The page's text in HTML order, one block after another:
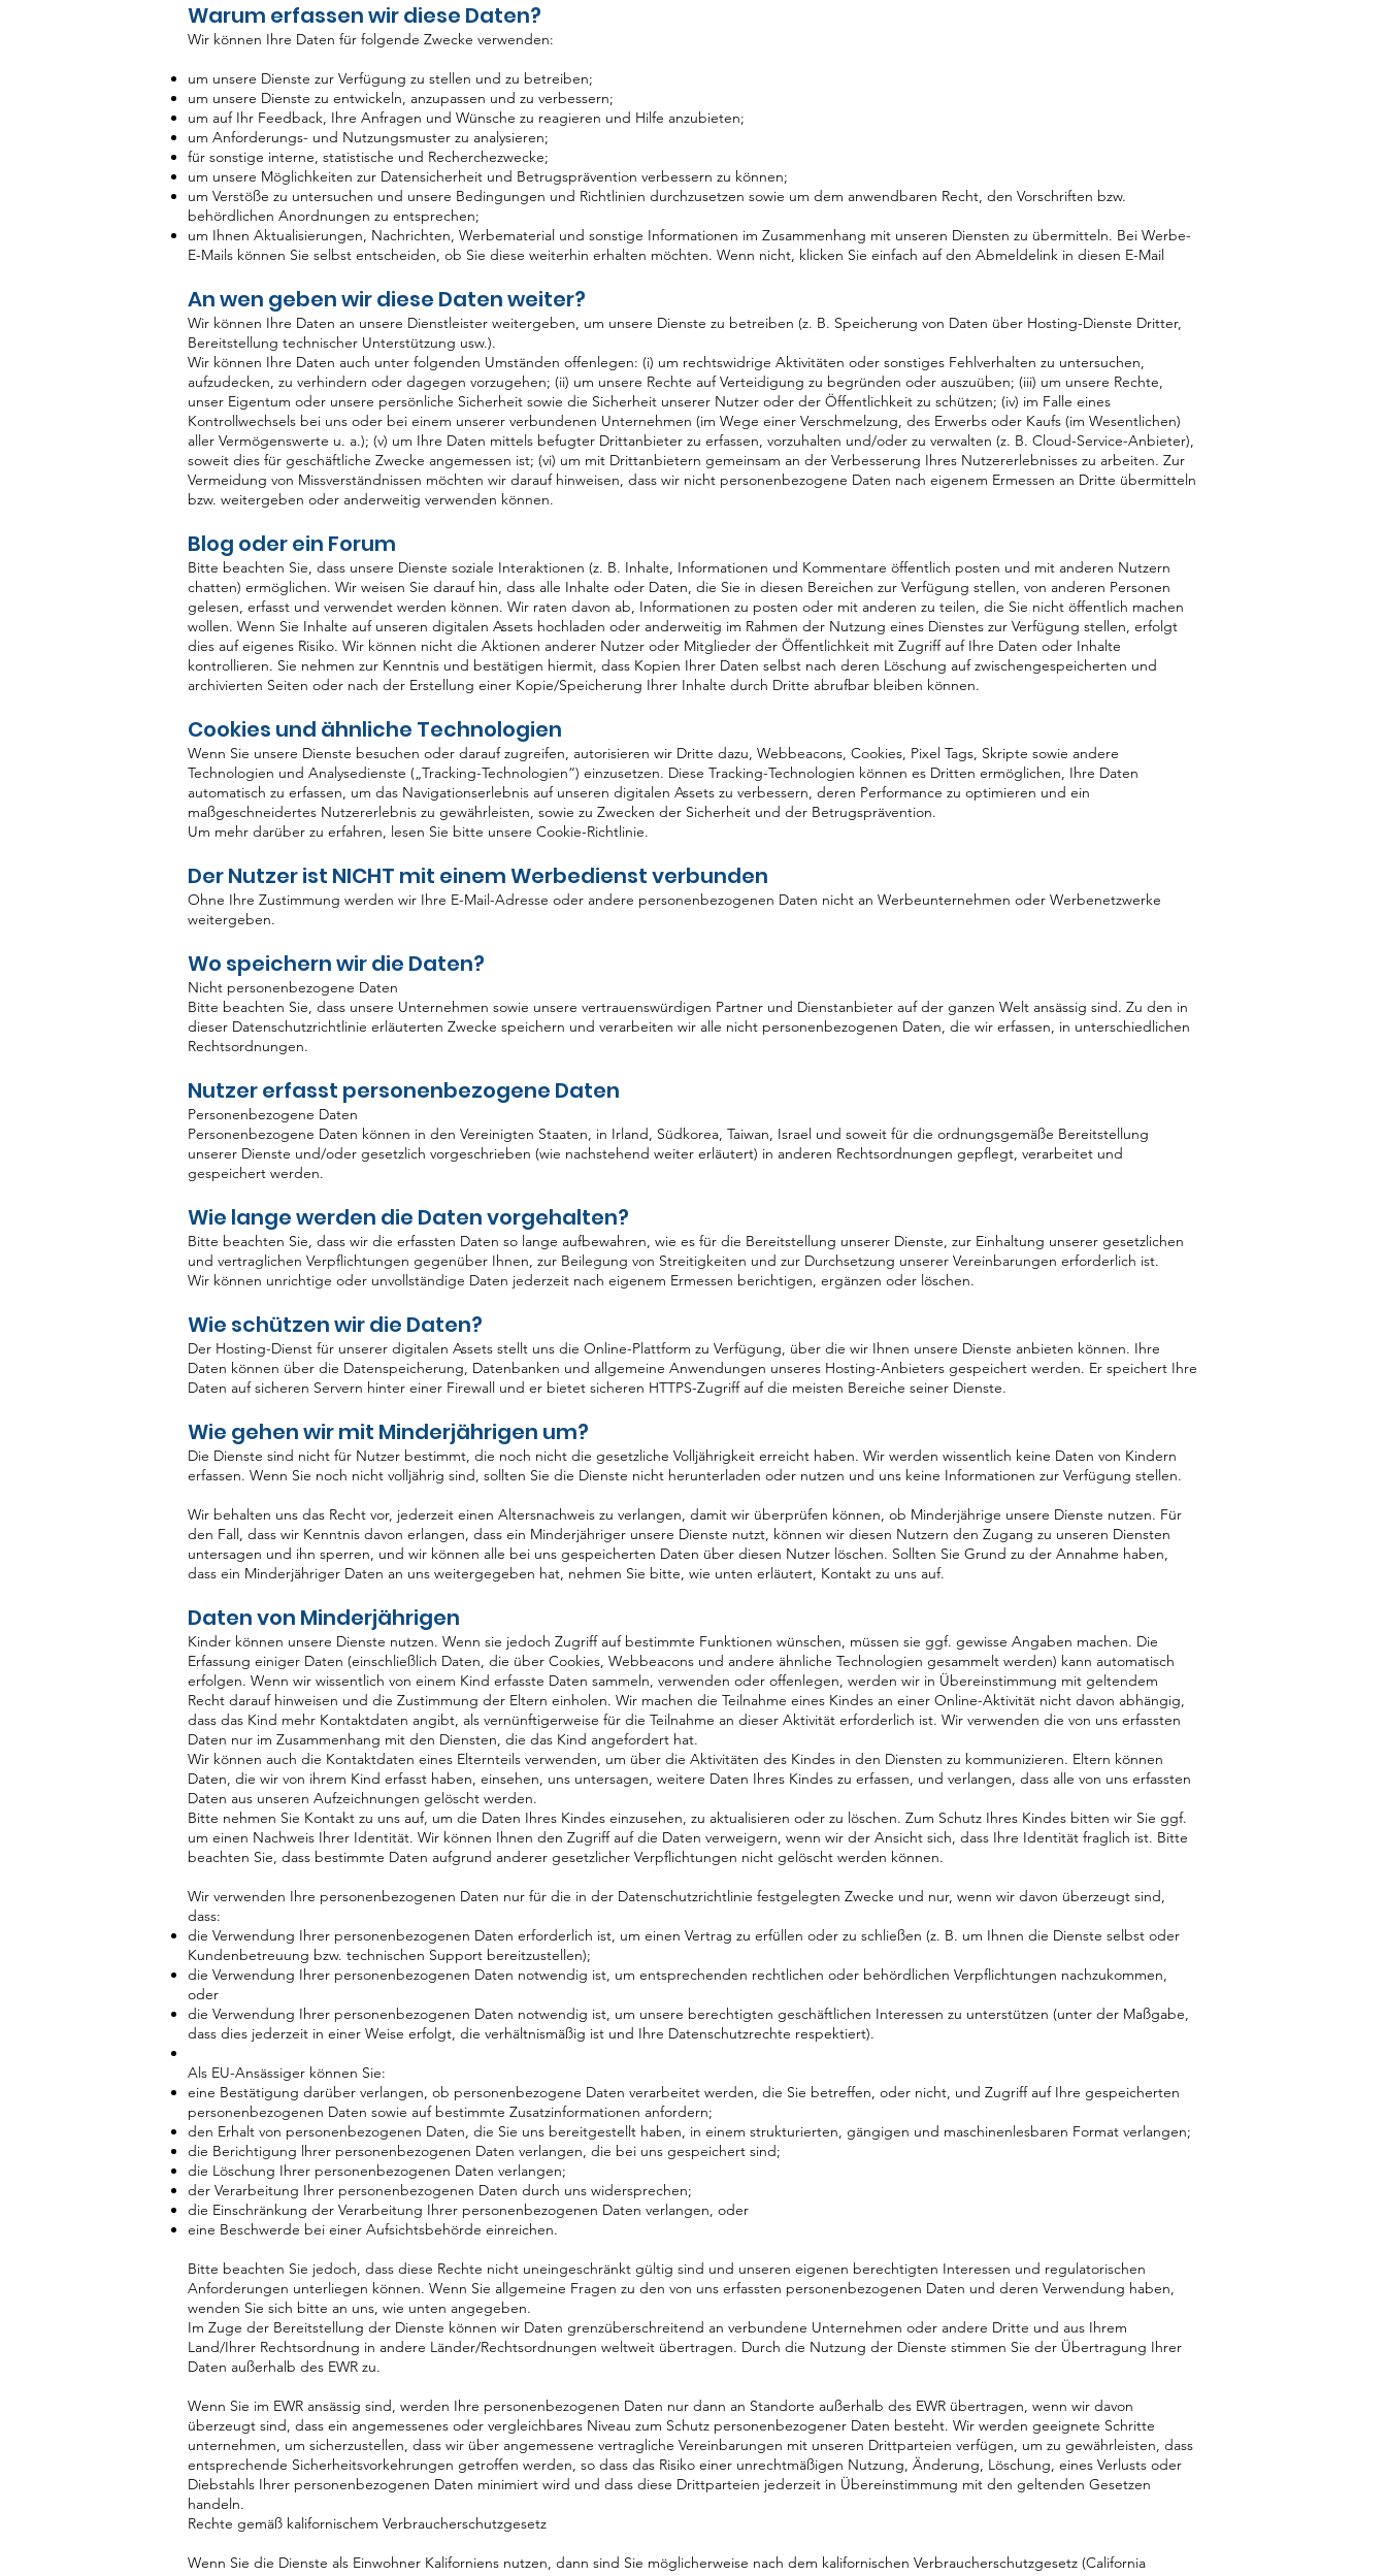
Warum erfassen wir diese Daten?
Wir können Ihre Daten für folgende Zwecke verwenden:
um unsere Dienste zur Verfügung zu stellen und zu betreiben;
um unsere Dienste zu entwickeln, anzupassen und zu verbessern;
um auf Ihr Feedback, Ihre Anfragen und Wünsche zu reagieren und Hilfe anzubieten;
um Anforderungs- und Nutzungsmuster zu analysieren;
für sonstige interne, statistische und Recherchezwecke;
um unsere Möglichkeiten zur Datensicherheit und Betrugsprävention verbessern zu können;
um Verstöße zu untersuchen und unsere Bedingungen und Richtlinien durchzusetzen sowie um dem anwendbaren Recht, den Vorschriften bzw.
behördlichen Anordnungen zu entsprechen;
um Ihnen Aktualisierungen, Nachrichten, Werbematerial und sonstige Informationen im Zusammenhang mit unseren Diensten zu übermitteln. Bei Werbe-
E-Mails können Sie selbst entscheiden, ob Sie diese weiterhin erhalten möchten. Wenn nicht, klicken Sie einfach auf den Abmeldelink in diesen E-Mail
An wen geben wir diese Daten weiter?
Wir können Ihre Daten an unsere Dienstleister weitergeben, um unsere Dienste zu betreiben (z. B. Speicherung von Daten über Hosting-Dienste Dritter,
Bereitstellung technischer Unterstützung usw.).
Wir können Ihre Daten auch unter folgenden Umständen offenlegen: (i) um rechtswidrige Aktivitäten oder sonstiges Fehlverhalten zu untersuchen,
aufzudecken, zu verhindern oder dagegen vorzugehen; (ii) um unsere Rechte auf Verteidigung zu begründen oder auszuüben; (iii) um unsere Rechte,
unser Eigentum oder unsere persönliche Sicherheit sowie die Sicherheit unserer Nutzer oder der Öffentlichkeit zu schützen; (iv) im Falle eines
Kontrollwechsels bei uns oder bei einem unserer verbundenen Unternehmen (im Wege einer Verschmelzung, des Erwerbs oder Kaufs (im Wesentlichen)
aller Vermögenswerte u. a.); (v) um Ihre Daten mittels befugter Drittanbieter zu erfassen, vorzuhalten und/oder zu verwalten (z. B. Cloud-Service-Anbieter),
soweit dies für geschäftliche Zwecke angemessen ist; (vi) um mit Drittanbietern gemeinsam an der Verbesserung Ihres Nutzererlebnisses zu arbeiten. Zur
Vermeidung von Missverständnissen möchten wir darauf hinweisen, dass wir nicht personenbezogene Daten nach eigenem Ermessen an Dritte übermitteln
bzw. weitergeben oder anderweitig verwenden können.
Blog oder ein Forum
Bitte beachten Sie, dass unsere Dienste soziale Interaktionen (z. B. Inhalte, Informationen und Kommentare öffentlich posten und mit anderen Nutzern
chatten) ermöglichen. Wir weisen Sie darauf hin, dass alle Inhalte oder Daten, die Sie in diesen Bereichen zur Verfügung stellen, von anderen Personen
gelesen, erfasst und verwendet werden können. Wir raten davon ab, Informationen zu posten oder mit anderen zu teilen, die Sie nicht öffentlich machen
wollen. Wenn Sie Inhalte auf unseren digitalen Assets hochladen oder anderweitig im Rahmen der Nutzung eines Dienstes zur Verfügung stellen, erfolgt
dies auf eigenes Risiko. Wir können nicht die Aktionen anderer Nutzer oder Mitglieder der Öffentlichkeit mit Zugriff auf Ihre Daten oder Inhalte
kontrollieren. Sie nehmen zur Kenntnis und bestätigen hiermit, dass Kopien Ihrer Daten selbst nach deren Löschung auf zwischengespeicherten und
archivierten Seiten oder nach der Erstellung einer Kopie/Speicherung Ihrer Inhalte durch Dritte abrufbar bleiben können.
Cookies und ähnliche Technologien
Wenn Sie unsere Dienste besuchen oder darauf zugreifen, autorisieren wir Dritte dazu, Webbeacons, Cookies, Pixel Tags, Skripte sowie andere
Technologien und Analysedienste („Tracking-Technologien“) einzusetzen. Diese Tracking-Technologien können es Dritten ermöglichen, Ihre Daten
automatisch zu erfassen, um das Navigationserlebnis auf unseren digitalen Assets zu verbessern, deren Performance zu optimieren und ein
maßgeschneidertes Nutzererlebnis zu gewährleisten, sowie zu Zwecken der Sicherheit und der Betrugsprävention.
Um mehr darüber zu erfahren, lesen Sie bitte unsere Cookie-Richtlinie.
Der Nutzer ist NICHT mit einem Werbedienst verbunden
Ohne Ihre Zustimmung werden wir Ihre E-Mail-Adresse oder andere personenbezogenen Daten nicht an Werbeunternehmen oder Werbenetzwerke
weitergeben.
Wo speichern wir die Daten?
Nicht personenbezogene Daten
Bitte beachten Sie, dass unsere Unternehmen sowie unsere vertrauenswürdigen Partner und Dienstanbieter auf der ganzen Welt ansässig sind. Zu den in
dieser Datenschutzrichtlinie erläuterten Zwecke speichern und verarbeiten wir alle nicht personenbezogenen Daten, die wir erfassen, in unterschiedlichen
Rechtsordnungen.
Nutzer erfasst personenbezogene Daten
Personenbezogene Daten
Personenbezogene Daten können in den Vereinigten Staaten, in Irland, Südkorea, Taiwan, Israel und soweit für die ordnungsgemäße Bereitstellung
unserer Dienste und/oder gesetzlich vorgeschrieben (wie nachstehend weiter erläutert) in anderen Rechtsordnungen gepflegt, verarbeitet und
gespeichert werden.
Wie lange werden die Daten vorgehalten?
Bitte beachten Sie, dass wir die erfassten Daten so lange aufbewahren, wie es für die Bereitstellung unserer Dienste, zur Einhaltung unserer gesetzlichen
und vertraglichen Verpflichtungen gegenüber Ihnen, zur Beilegung von Streitigkeiten und zur Durchsetzung unserer Vereinbarungen erforderlich ist.
Wir können unrichtige oder unvollständige Daten jederzeit nach eigenem Ermessen berichtigen, ergänzen oder löschen.
Wie schützen wir die Daten?
Der Hosting-Dienst für unserer digitalen Assets stellt uns die Online-Plattform zu Verfügung, über die wir Ihnen unsere Dienste anbieten können. Ihre
Daten können über die Datenspeicherung, Datenbanken und allgemeine Anwendungen unseres Hosting-Anbieters gespeichert werden. Er speichert Ihre
Daten auf sicheren Servern hinter einer Firewall und er bietet sicheren HTTPS-Zugriff auf die meisten Bereiche seiner Dienste.
Wie gehen wir mit Minderjährigen um?
Die Dienste sind nicht für Nutzer bestimmt, die noch nicht die gesetzliche Volljährigkeit erreicht haben. Wir werden wissentlich keine Daten von Kindern
erfassen. Wenn Sie noch nicht volljährig sind, sollten Sie die Dienste nicht herunterladen oder nutzen und uns keine Informationen zur Verfügung stellen.
Wir behalten uns das Recht vor, jederzeit einen Altersnachweis zu verlangen, damit wir überprüfen können, ob Minderjährige unsere Dienste nutzen. Für
den Fall, dass wir Kenntnis davon erlangen, dass ein Minderjähriger unsere Dienste nutzt, können wir diesen Nutzern den Zugang zu unseren Diensten
untersagen und ihn sperren, und wir können alle bei uns gespeicherten Daten über diesen Nutzer löschen. Sollten Sie Grund zu der Annahme haben,
dass ein Minderjähriger Daten an uns weitergegeben hat, nehmen Sie bitte, wie unten erläutert, Kontakt zu uns auf.
Daten von Minderjährigen
Kinder können unsere Dienste nutzen. Wenn sie jedoch Zugriff auf bestimmte Funktionen wünschen, müssen sie ggf. gewisse Angaben machen. Die
Erfassung einiger Daten (einschließlich Daten, die über Cookies, Webbeacons und andere ähnliche Technologien gesammelt werden) kann automatisch
erfolgen. Wenn wir wissentlich von einem Kind erfasste Daten sammeln, verwenden oder offenlegen, werden wir in Übereinstimmung mit geltendem
Recht darauf hinweisen und die Zustimmung der Eltern einholen. Wir machen die Teilnahme eines Kindes an einer Online-Aktivität nicht davon abhängig,
dass das Kind mehr Kontaktdaten angibt, als vernünftigerweise für die Teilnahme an dieser Aktivität erforderlich ist. Wir verwenden die von uns erfassten
Daten nur im Zusammenhang mit den Diensten, die das Kind angefordert hat.
Wir können auch die Kontaktdaten eines Elternteils verwenden, um über die Aktivitäten des Kindes in den Diensten zu kommunizieren. Eltern können
Daten, die wir von ihrem Kind erfasst haben, einsehen, uns untersagen, weitere Daten Ihres Kindes zu erfassen, und verlangen, dass alle von uns erfassten
Daten aus unseren Aufzeichnungen gelöscht werden.
Bitte nehmen Sie Kontakt zu uns auf, um die Daten Ihres Kindes einzusehen, zu aktualisieren oder zu löschen. Zum Schutz Ihres Kindes bitten wir Sie ggf.
um einen Nachweis Ihrer Identität. Wir können Ihnen den Zugriff auf die Daten verweigern, wenn wir der Ansicht sich, dass Ihre Identität fraglich ist. Bitte
beachten Sie, dass bestimmte Daten aufgrund anderer gesetzlicher Verpflichtungen nicht gelöscht werden können.
Wir verwenden Ihre personenbezogenen Daten nur für die in der Datenschutzrichtlinie festgelegten Zwecke und nur, wenn wir davon überzeugt sind,
dass:
die Verwendung Ihrer personenbezogenen Daten erforderlich ist, um einen Vertrag zu erfüllen oder zu schließen (z. B. um Ihnen die Dienste selbst oder
Kundenbetreuung bzw. technischen Support bereitzustellen);
die Verwendung Ihrer personenbezogenen Daten notwendig ist, um entsprechenden rechtlichen oder behördlichen Verpflichtungen nachzukommen,
oder
die Verwendung Ihrer personenbezogenen Daten notwendig ist, um unsere berechtigten geschäftlichen Interessen zu unterstützen (unter der Maßgabe,
dass dies jederzeit in einer Weise erfolgt, die verhältnismäßig ist und Ihre Datenschutzrechte respektiert).
Als EU-Ansässiger können Sie:
eine Bestätigung darüber verlangen, ob personenbezogene Daten verarbeitet werden, die Sie betreffen, oder nicht, und Zugriff auf Ihre gespeicherten
personenbezogenen Daten sowie auf bestimmte Zusatzinformationen anfordern;
den Erhalt von personenbezogenen Daten, die Sie uns bereitgestellt haben, in einem strukturierten, gängigen und maschinenlesbaren Format verlangen;
die Berichtigung lhrer personenbezogenen Daten verlangen, die bei uns gespeichert sind;
die Löschung Ihrer personenbezogenen Daten verlangen;
der Verarbeitung Ihrer personenbezogenen Daten durch uns widersprechen;
die Einschränkung der Verarbeitung Ihrer personenbezogenen Daten verlangen, oder
eine Beschwerde bei einer Aufsichtsbehörde einreichen.
Bitte beachten Sie jedoch, dass diese Rechte nicht uneingeschränkt gültig sind und unseren eigenen berechtigten Interessen und regulatorischen
Anforderungen unterliegen können. Wenn Sie allgemeine Fragen zu den von uns erfassten personenbezogenen Daten und deren Verwendung haben,
wenden Sie sich bitte an uns, wie unten angegeben.
Im Zuge der Bereitstellung der Dienste können wir Daten grenzüberschreitend an verbundene Unternehmen oder andere Dritte und aus Ihrem
Land/Ihrer Rechtsordnung in andere Länder/Rechtsordnungen weltweit übertragen. Durch die Nutzung der Dienste stimmen Sie der Übertragung Ihrer
Daten außerhalb des EWR zu.
Wenn Sie im EWR ansässig sind, werden Ihre personenbezogenen Daten nur dann an Standorte außerhalb des EWR übertragen, wenn wir davon
überzeugt sind, dass ein angemessenes oder vergleichbares Niveau zum Schutz personenbezogener Daten besteht. Wir werden geeignete Schritte
unternehmen, um sicherzustellen, dass wir über angemessene vertragliche Vereinbarungen mit unseren Drittparteien verfügen, um zu gewährleisten, dass
entsprechende Sicherheitsvorkehrungen getroffen werden, so dass das Risiko einer unrechtmäßigen Nutzung, Änderung, Löschung, eines Verlusts oder
Diebstahls Ihrer personenbezogenen Daten minimiert wird und dass diese Drittparteien jederzeit in Übereinstimmung mit den geltenden Gesetzen
handeln.
Rechte gemäß kalifornischem Verbraucherschutzgesetz
Wenn Sie die Dienste als Einwohner Kaliforniens nutzen, dann sind Sie möglicherweise nach dem kalifornischen Verbraucherschutzgesetz (California